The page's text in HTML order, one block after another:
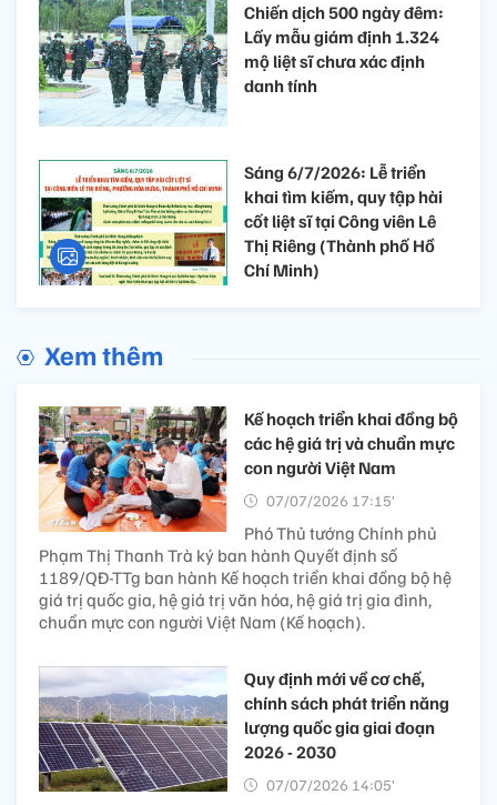
Chiến dịch 500 ngày đêm:
Lấy mẫu giám định 1.324
mộ liệt sĩ chưa xác định
danh tính
Sáng 6/7/2026: Lễ triển
khai tìm kiếm, quy tập hài
cốt liệt sĩ tại Công viên Lê
Thị Riêng (Thành phố Hồ
Chí Minh)
Xem thêm
Kế hoạch triển khai đồng bộ
các hệ giá trị và chuẩn mực
con người Việt Nam
07/07/2026 17:15’
Phó Thủ tướng Chính phủ
Phạm Thị Thanh Trà ký ban hành Quyết định số
1189/QĐ-TTg ban hành Kế hoạch triển khai đồng bộ hệ
giá trị quốc gia, hệ giá trị văn hóa, hệ giá trị gia đình,
chuẩn mực con người Việt Nam (Kế hoạch).
Quy định mới về cơ chế,
chính sách phát triển năng
lượng quốc gia giai đoạn
2026 - 2030
07/07/2026 14:05’